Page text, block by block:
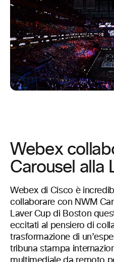
Webex
Carousel alla
Webex di Cisco è
collaborare con NWM
Laver Cup di Boston
eccitati al pensiero di
trasformazione di
tribuna stampa